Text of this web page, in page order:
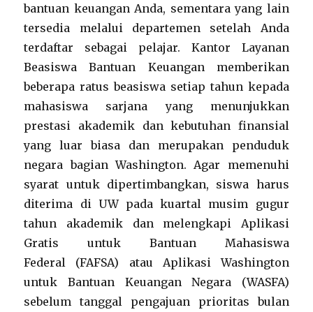
bantuan keuangan Anda, sementara yang lain
tersedia melalui departemen setelah Anda
terdaftar sebagai pelajar. Kantor Layanan
Beasiswa Bantuan Keuangan memberikan
beberapa ratus beasiswa setiap tahun kepada
mahasiswa sarjana yang menunjukkan
prestasi akademik dan kebutuhan finansial
yang luar biasa dan merupakan penduduk
negara bagian Washington. Agar memenuhi
syarat untuk dipertimbangkan, siswa harus
diterima di UW pada kuartal musim gugur
tahun akademik dan melengkapi Aplikasi
Gratis untuk Bantuan Mahasiswa
Federal (FAFSA) atau Aplikasi Washington
untuk Bantuan Keuangan Negara (WASFA)
sebelum tanggal pengajuan prioritas bulan